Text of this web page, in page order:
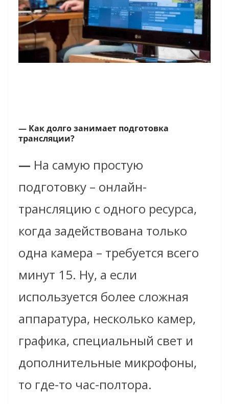
— Как долго занимает подготовка
трансляции?
— На самую простую
подготовку – онлайн-
трансляцию с одного ресурса,
когда задействована только
одна камера – требуется всего
минут 15. Ну, а если
используется более сложная
аппаратура, несколько камер,
графика, специальный свет и
дополнительные микрофоны,
то где-то час-полтора.